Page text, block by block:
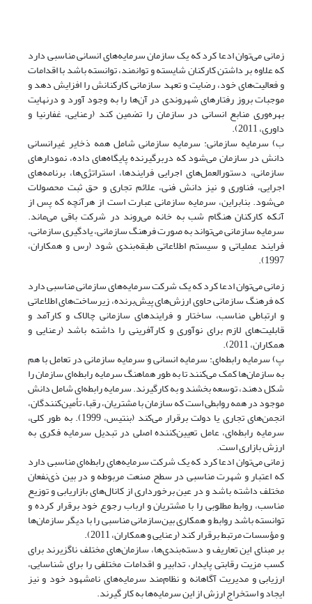
زمانی می‌توان ادعا کرد که یک سازمان سرمایه‌های انسانی مناسبی دارد
که علاوه بر داشتن کارکنان شایسته و توانمند، توانسته باشد با اقدامات
و فعالیت‌های خود، رضایت و تعهد سازمانی کارکنانش را افزایش دهد و
موجبات بروز رفتارهای شهروندی در آن‌ها را به وجود آورد و درنهایت
بهره‌وری منابع انسانی در سازمان را تضمین کند (رعنایی، غفارنیا و
داوری، 2011).
ب) سرمایه سازمانی: سرمایه سازمانی شامل همه ذخایر غیرانسانی
دانش در سازمان می‌شود که دربرگیرنده پایگاه‌های داده، نمودارهای
سازمانی، دستورالعمل‌های اجرایی فرایندها، استراتژی‌ها، برنامه‌های
اجرایی، فناوری و نیز دانش فنی، علائم تجاری و حق ثبت محصولات
می‌شود. بنابراین، سرمایه سازمانی عبارت است از هرآنچه که پس از
آنکه کارکنان هنگام شب به خانه می‌روند در شرکت باقی می‌ماند.
سرمایه سازمانی می‌تواند به صورت فرهنگ سازمانی، یادگیری سازمانی،
فرایند عملیاتی و سیستم اطلاعاتی طبقه‌بندی شود (رس و همکاران،
1997).
زمانی می‌توان ادعا کرد که یک شرکت سرمایه‌های سازمانی مناسبی دارد
که فرهنگ سازمانی حاوی ارزش‌های پیش‌برنده، زیرساخت‌های اطلاعاتی
و ارتباطی مناسب، ساختار و فرایندهای سازمانی چالاک و کارآمد و
قابلیت‌های لازم برای نوآوری و کارآفرینی را داشته باشد (رعنایی و
همکاران، 2011).
پ) سرمایه رابطه‌ای: سرمایه انسانی و سرمایه سازمانی در تعامل با هم
به سازمان‌ها کمک می‌کنند تا به طور هماهنگ سرمایه رابطه‌ای سازمان را
شکل دهند، توسعه بخشند و به کارگیرند. سرمایه رابطه‌ای شامل دانش
موجود در همه روابطی است که سازمان با مشتریان، رقبا، تأمین‌کنندگان،
انجمن‌های تجاری یا دولت برقرار می‌کند (بنتیس، 1999). به طور کلی،
سرمایه رابطه‌ای، عامل تعیین‌کننده اصلی در تبدیل سرمایه فکری به
ارزش بازاری است.
زمانی می‌توان ادعا کرد که یک شرکت سرمایه‌های رابطه‌ای مناسبی دارد
که اعتبار و شهرت مناسبی در سطح صنعت مربوطه و در بین ذی‌نفعان
مختلف داشته باشد و در عین برخورداری از کانال‌های بازاریابی و توزیع
مناسب، روابط مطلوبی را با مشتریان و ارباب رجوع خود برقرار کرده و
توانسته باشد روابط و همکاری بین‌سازمانی مناسبی را با دیگر سازمان‌ها
و مؤسسات مرتبط برقرار کند (رعنایی و همکاران، 2011).
بر مبنای این تعاریف و دسته‌بندی‌ها، سازمان‌های مختلف ناگزیرند برای
کسب مزیت رقابتی پایدار، تدابیر و اقدامات مختلفی را برای شناسایی،
ارزیابی و مدیریت آگاهانه و نظام‌مند سرمایه‌های نامشهود خود و نیز
ایجاد و استخراج ارزش از این سرمایه‌ها به کار گیرند.